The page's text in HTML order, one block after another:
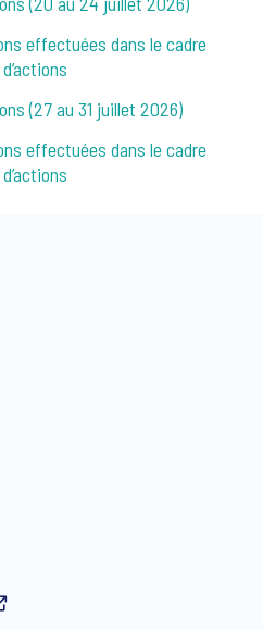
effectuées dans le cadre
(27 au 31 juillet 2026)
effectuées dans le cadre